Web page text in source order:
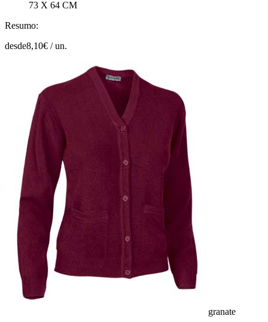
73 X 64 CM
Resumo:
desde8,10€ /un.
granate